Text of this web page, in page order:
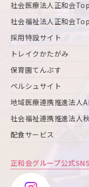
社会医療法人正和会Top
社会福祉法人正和会Top
採用特設サイト
トレイクかたがみ
保育園てんぷす
ペルシュサイト
地域医療連携推進法人
社会福祉連携推進法人
配食サービス
正和会グループ公式SNS